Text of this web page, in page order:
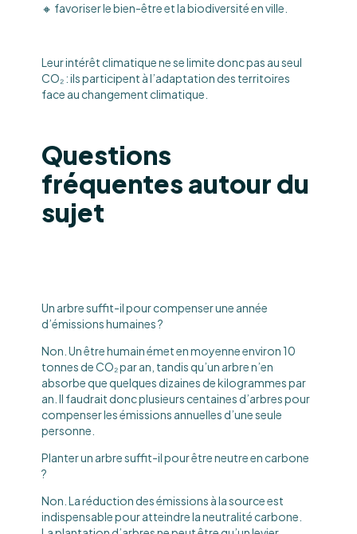
🔸 favoriser le bien-être et la biodiversité en ville.
Leur intérêt climatique ne se limite donc pas au seul
CO₂ : ils participent à l’adaptation des territoires
face au changement climatique.
Questions
fréquentes autour du
sujet
Un arbre suffit-il pour compenser une année
d’émissions humaines ?
Non. Un être humain émet en moyenne environ 10
tonnes de CO₂ par an, tandis qu’un arbre n’en
absorbe que quelques dizaines de kilogrammes par
an. Il faudrait donc plusieurs centaines d’arbres pour
compenser les émissions annuelles d’une seule
personne.
Planter un arbre suffit-il pour être neutre en carbone
?
Non. La réduction des émissions à la source est
indispensable pour atteindre la neutralité carbone.